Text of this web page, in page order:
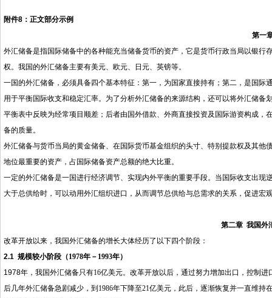
附件8：正文部分示例
第一
外汇储备是指国际储备中的各种能充当储备货币的资产，它是货币行政当局以银
权。我国的外汇储备主要有美元、欧元、日元、英镑等。
一国的外汇储备，必须具备四个基本特征：第一，为国家直接持有；第二，是国
用于平衡国际收支和稳定汇率。为了分析外汇储备的来源结构，还可以将外汇储
平衡表中反映为经常项目顺差；后者由国外借款、外商直接投资及国际游资构成
备的质量。
外汇储备与货币当局的黄金储备、在国际货币基金组织的头寸、特别提款权及其
地位最重要的资产，占国际储备资产总额的绝大比重。
一定的外汇储备是一国进行经济调节、实现内外平衡的重要手段。当国际收支出
大于总供给时，可以动用外汇组织进口，从而调节总供给与总需求的关系，促进
第二章 我国外
改革开放以来，我国外汇储备的增长大体经历了以下四个阶段：
2.1 规模较小阶段（1978年－ 1993年）
1978年，我国外汇储备只有16亿美元。改革开放以后，通过努力增加出口，控制进
后几年外汇储备急剧减少，到 1986年下降至21亿美元，此后，逐渐恢复并一直维持